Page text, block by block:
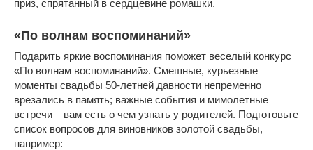
приз, спрятанный в сердцевине ромашки.
«По волнам воспоминаний»
Подарить яркие воспоминания поможет веселый конкурс
«По волнам воспоминаний». Смешные, курьезные
моменты свадьбы 50-летней давности непременно
врезались в память; важные события и мимолетные
встречи – вам есть о чем узнать у родителей. Подготовьте
список вопросов для виновников золотой свадьбы,
например: